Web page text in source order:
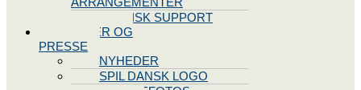
TEKNISK SUPPORT
NYHEDER OG
PRESSE
NYHEDER
SPIL DANSK LOGO